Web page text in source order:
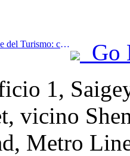
Prev:Ministero della Cultura e del Turismo: concentrarsi sia sull'offerta che sulla domanda per orientare le attività di consumo e i viaggi culturali e turistici.
Go
1,
vicino
Metro